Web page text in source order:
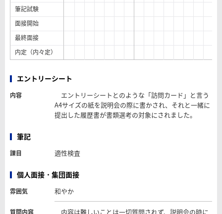
筆記試験
面接開始
最終面接
内定（内々定）
エントリーシート
内容
エントリーシートとのような「訪問カード」と言う
A4サイズの紙を説明会の際に書かされ、それと一緒に
提出した履歴書が書類選考の対象にされました。
筆記
課目 適性検査
個人面接・集団面接
雰囲気 和やか
質問内容
内容は難しいことは一切質問されず、説明会の時に